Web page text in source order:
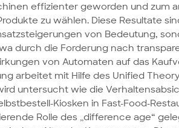
effizienter geworden und zum
zu wählen. Diese Resultate
von Bedeutung,
durch die Forderung nach
von Automaten auf das
arbeitet mit Hilfe des Unified
untersucht wie die
Kiosken in Fast-Food-
Rolle des „difference age“